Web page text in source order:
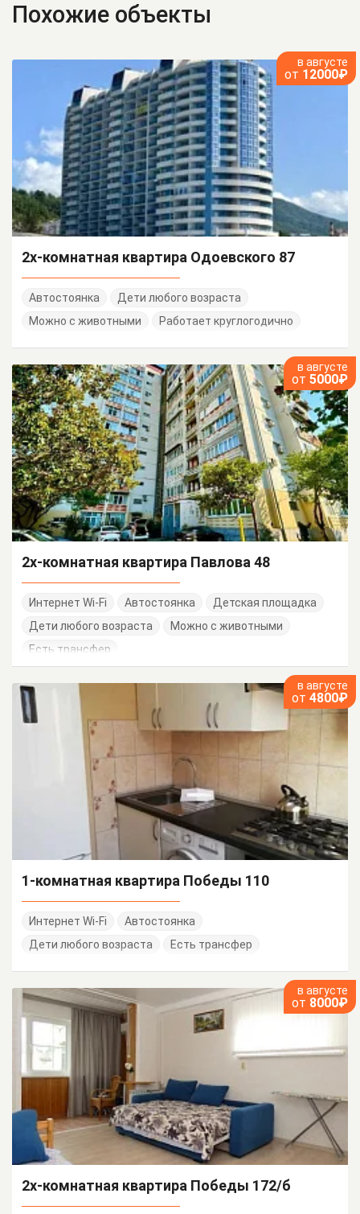
Похожие объекты
в августе
от 12000₽
2х-комнатная квартира Одоевского 87
Автостоянка
Дети любого возраста
Можно с животными
Работает круглогодично
в августе
от 5000₽
2х-комнатная квартира Павлова 48
Интернет Wi-Fi Автостоянка
Детская площадка
Дети любого возраста
Можно с животными
Есть трансфер
в августе
от 4800₽
1-комнатная квартира Победы 110
Интернет Wi-Fi
Автостоянка
Дети любого возраста
Есть трансфер
в августе
от 8000₽
2х-комнатная квартира Победы 172/б